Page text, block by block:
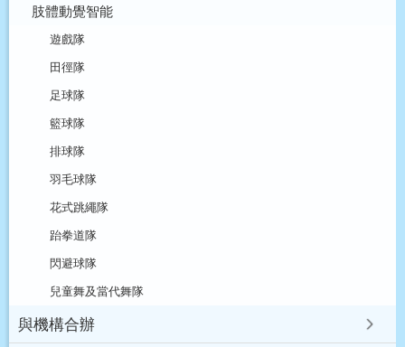
肢體動覺智能
遊戲隊
田徑隊
足球隊
籃球隊
排球隊
羽毛球隊
花式跳繩隊
跆拳道隊
閃避球隊
兒童舞及當代舞隊
與機構合辦